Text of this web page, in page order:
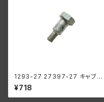
1293-27 27397-27 キャブレ
ーター レバースクリュー ハーレ
ーダビッドソン 全モデル リンカ
ート ニードルバルブレバー
¥718